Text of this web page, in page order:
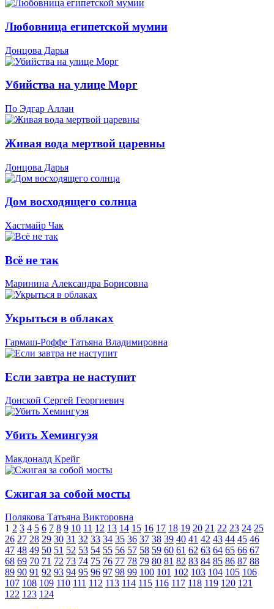
Любовница египетской мумии
Донцова Дарья
Убийства на улице Морг
По Эдгар Аллан
Живая вода мертвой царевны
Донцова Дарья
Дом восходящего солнца
Хастмайр Чак
Всё не так
Маринина Александра Борисовна
Укрыться в облаках
Гармаш-Роффе Татьяна Владимировна
Если завтра не наступит
Донской Сергей Георгиевич
Убить Хемингуэя
Макдоналд Крейг
Сжигая за собой мосты
Полякова Татьяна Викторовна
1 2 3 4 5 6 7 8 9 10 11 12 13 14 15 16 17 18 19 20 21 22 23 24 25
26 27 28 29 30 31 32 33 34 35 36 37 38 39 40 41 42 43 44 45 46
47 48 49 50 51 52 53 54 55 56 57 58 59 60 61 62 63 64 65 66 67
68 69 70 71 72 73 74 75 76 77 78 79 80 81 82 83 84 85 86 87 88
89 90 91 92 93 94 95 96 97 98 99 100 101 102 103 104 105 106
107 108 109 110 111 112 113 114 115 116 117 118 119 120 121
122 123 124